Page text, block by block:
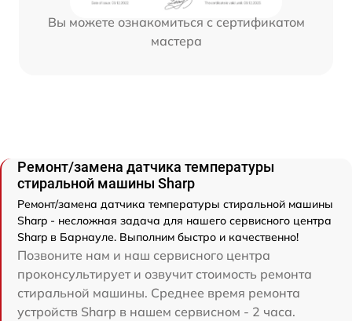
Вы можете ознакомиться с сертификатом
мастера
Ремонт/замена датчика температуры
стиральной машины Sharp
Ремонт/замена датчика температуры стиральной машины
Sharp - несложная задача для нашего сервисного центра
Sharp в Барнауле. Выполним быстро и качественно!
Позвоните нам и наш сервисного центра
проконсультирует и озвучит стоимость ремонта
стиральной машины. Среднее время ремонта
устройств Sharp в нашем сервисном - 2 часа.